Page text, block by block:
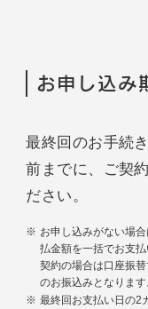
お申し込み
最終回のお手続
前までに、ご契
ださい。
お申し込みがない場
払金額を一括でお支
契約の場合は口座振
のお振込みとなります
最終回お支払い日の2